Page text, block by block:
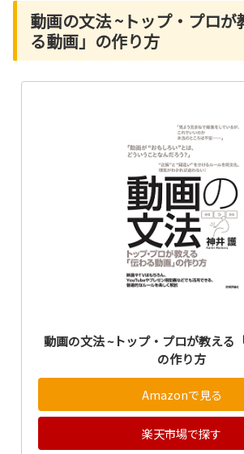
動画の文法 ~トップ・プロが
る動画」の作り方
動画の文法 ~トップ・プロが教える
の作り方
Amazonで見る
楽天市場で探す